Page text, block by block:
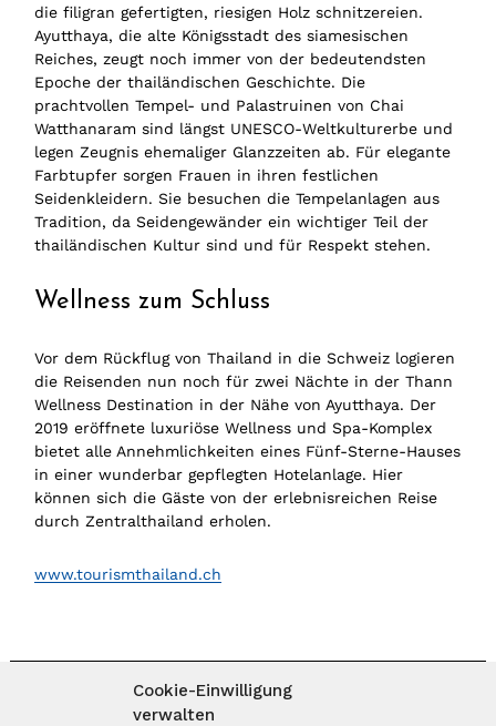
Cookie-Einwilligung
verwalten
die filigran gefertigten, riesigen Holz schnitzereien.
Ayutthaya, die alte Königsstadt des siamesischen
Reiches, zeugt noch immer von der bedeutendsten
Epoche der thailändischen Geschichte. Die
prachtvollen Tempel- und Palastruinen von Chai
Watthanaram sind längst UNESCO-Weltkulturerbe und
legen Zeugnis ehemaliger Glanzzeiten ab. Für elegante
Farbtupfer sorgen Frauen in ihren festlichen
Seidenkleidern. Sie besuchen die Tempelanlagen aus
Tradition, da Seidengewänder ein wichtiger Teil der
thailändischen Kultur sind und für Respekt stehen.
Wellness zum Schluss
Vor dem Rückflug von Thailand in die Schweiz logieren
die Reisenden nun noch für zwei Nächte in der Thann
Wellness Destination in der Nähe von Ayutthaya. Der
2019 eröffnete luxuriöse Wellness und Spa-Komplex
bietet alle Annehmlichkeiten eines Fünf-Sterne-Hauses
in einer wunderbar gepflegten Hotelanlage. Hier
können sich die Gäste von der erlebnisreichen Reise
durch Zentralthailand erholen.
www.tourismthailand.ch